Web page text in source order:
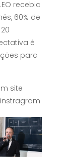
recebia
60% de
é
para
site